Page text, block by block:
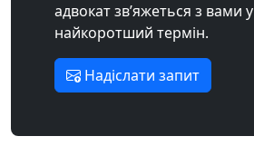
адвокат зв’яжеться з вами у
найкоротший термін.
Надіслати запит